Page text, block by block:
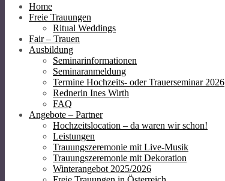
Home
Freie Trauungen
Ritual Weddings
Fair – Trauen
Ausbildung
Seminarinformationen
Seminaranmeldung
Termine Hochzeits- oder Trauerseminar 2026
Rednerin Ines Wirth
FAQ
Angebote – Partner
Hochzeitslocation – da waren wir schon!
Leistungen
Trauungszeremonie mit Live-Musik
Trauungszeremonie mit Dekoration
Winterangebot 2025/2026